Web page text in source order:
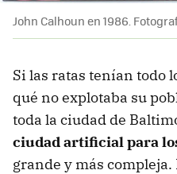
John Calhoun en 1986.
Si las ratas tenían todo
qué no explotaba su
toda la ciudad de
ciudad artificial para
grande y más compleja.